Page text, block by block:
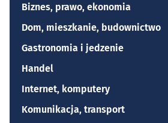
Biznes, prawo, ekonomia
Dom, mieszkanie, budownictwo
Gastronomia i jedzenie
Handel
Internet, komputery
Komunikacja, transport